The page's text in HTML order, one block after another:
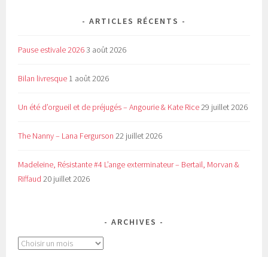
ARTICLES RÉCENTS
Pause estivale 20263 août 2026
Bilan livresque 1 août 2026
Un été d’orgueil et de préjugés – Angourie & Kate Rice29 juillet 2026
The Nanny – Lana Fergurson 22 juillet 2026
Madeleine, Résistante #4 L’ange exterminateur – Bertail, Morvan &
Riffaud 20 juillet 2026
ARCHIVES
Archives